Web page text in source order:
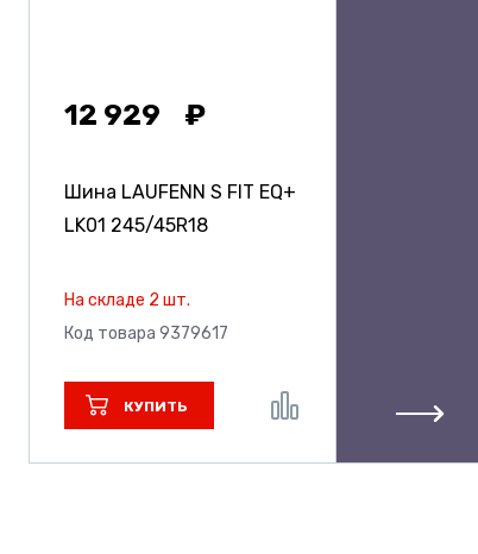
12 929
Шина LAUFENN S FIT EQ+
LK01 245/45R18
На складе 2 шт.
Код товара 9379617
КУПИТЬ